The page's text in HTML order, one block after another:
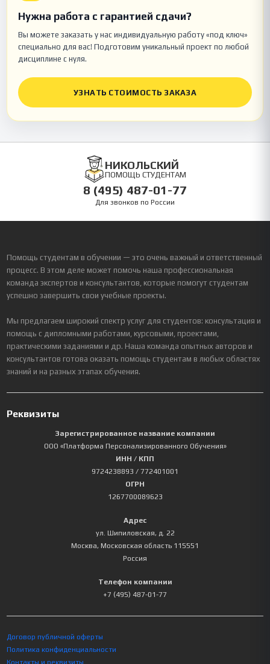
Нужна работа с гарантией сдачи?
Вы можете заказать у нас индивидуальную работу «под ключ»
специально для вас! Подготовим уникальный проект по любой
дисциплине с нуля.
УЗНАТЬ СТОИМОСТЬ ЗАКАЗА
НИКОЛЬСКИЙ
ПОМОЩЬ СТУДЕНТАМ
8 (495) 487-01-77
Для звонков по России
Помощь студентам в обучении — это очень важный и ответственный
процесс. В этом деле может помочь наша профессиональная
команда экспертов и консультантов, которые помогут студентам
успешно завершить свои учебные проекты.
Мы предлагаем широкий спектр услуг для студентов: консультация и
помощь с дипломными работами, курсовыми, проектами,
практическими заданиями и др. Наша команда опытных авторов и
консультантов готова оказать помощь студентам в любых областях
знаний и на разных этапах обучения.
Реквизиты
Зарегистрированное название компании
ООО «Платформа Персонализированного Обучения»
ИНН / КПП
9724238893 / 772401001
ОГРН
1267700089623
Адрес
ул. Шипиловская, д. 22
Москва, Московская область 115551
Россия
Телефон компании
+7 (495) 487-01-77
Договор публичной оферты
Политика конфиденциальности
Контакты и реквизиты